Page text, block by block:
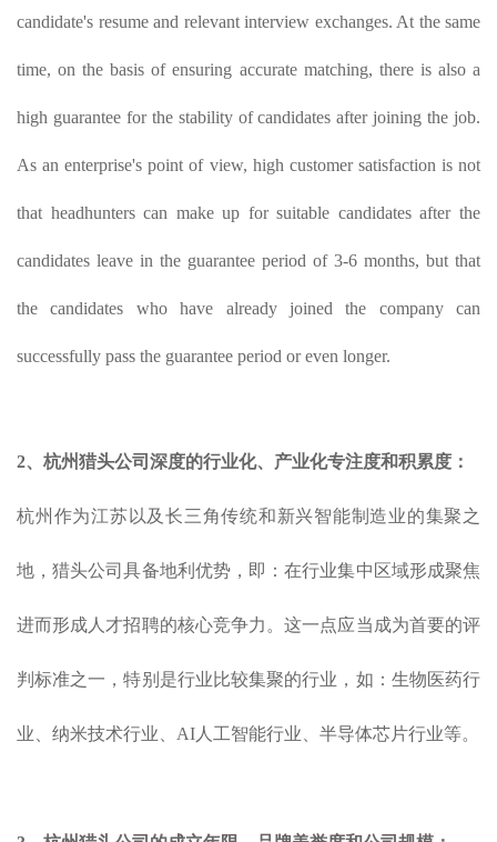
candidate's resume and relevant interview exchanges. At the same
time, on the basis of ensuring accurate matching, there is also a
high guarantee for the stability of candidates after joining the job.
As an enterprise's point of view, high customer satisfaction is not
that headhunters can make up for suitable candidates after the
candidates leave in the guarantee period of 3-6 months, but that
the candidates who have already joined the company can
successfully pass the guarantee period or even longer.
2、杭州猎头公司深度的行业化、产业化专注度和积累度：
杭州作为江苏以及长三角传统和新兴智能制造业的集聚之
地，猎头公司具备地利优势，即：在行业集中区域形成聚焦
进而形成人才招聘的核心竞争力。这一点应当成为首要的评
判标准之一，特别是行业比较集聚的行业，如：生物医药行
业、纳米技术行业、AI人工智能行业、半导体芯片行业等。